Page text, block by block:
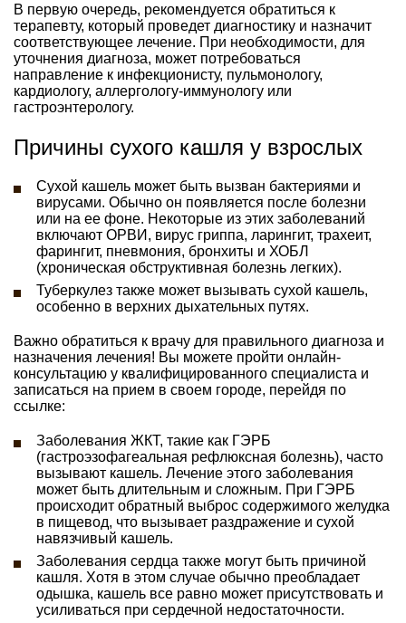
В первую очередь, рекомендуется обратиться к
терапевту, который проведет диагностику и назначит
соответствующее лечение. При необходимости, для
уточнения диагноза, может потребоваться
направление к инфекционисту, пульмонологу,
кардиологу, аллергологу-иммунологу или
гастроэнтерологу.
Причины сухого кашля у взрослых
Сухой кашель может быть вызван бактериями и
вирусами. Обычно он появляется после болезни
или на ее фоне. Некоторые из этих заболеваний
включают ОРВИ, вирус гриппа, ларингит, трахеит,
фарингит, пневмония, бронхиты и ХОБЛ
(хроническая обструктивная болезнь легких).
Туберкулез также может вызывать сухой кашель,
особенно в верхних дыхательных путях.
Важно обратиться к врачу для правильного диагноза и
назначения лечения! Вы можете пройти онлайн-
консультацию у квалифицированного специалиста и
записаться на прием в своем городе, перейдя по
ссылке:
Заболевания ЖКТ, такие как ГЭРБ
(гастроэзофагеальная рефлюксная болезнь), часто
вызывают кашель. Лечение этого заболевания
может быть длительным и сложным. При ГЭРБ
происходит обратный выброс содержимого желудка
в пищевод, что вызывает раздражение и сухой
навязчивый кашель.
Заболевания сердца также могут быть причиной
кашля. Хотя в этом случае обычно преобладает
одышка, кашель все равно может присутствовать и
усиливаться при сердечной недостаточности.